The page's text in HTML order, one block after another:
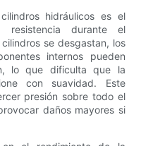
hidráulicos es el
durante el
se desgastan, los
internos pueden
lo que dificulta que la
con suavidad. Este
presión sobre todo el
daños mayores si